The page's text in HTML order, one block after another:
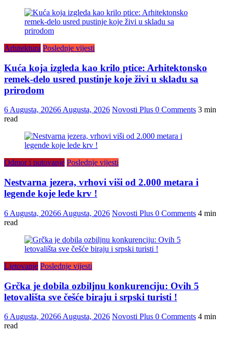
Arhitektura Poslednje vijesti
Kuća koja izgleda kao krilo ptice: Arhitektonsko
remek-delo usred pustinje koje živi u skladu sa
prirodom
6 Augusta, 20266 Augusta, 2026 Novosti Plus 0 Comments 3 min
read
Odmor i putovanje Poslednje vijesti
Nestvarna jezera, vrhovi viši od 2.000 metara i
legende koje lede krv !
6 Augusta, 20266 Augusta, 2026 Novosti Plus 0 Comments 4 min
read
Ljetovanje Poslednje vijesti
Grčka je dobila ozbiljnu konkurenciju: Ovih 5
letovališta sve češće biraju i srpski turisti !
6 Augusta, 20266 Augusta, 2026 Novosti Plus 0 Comments 4 min
read